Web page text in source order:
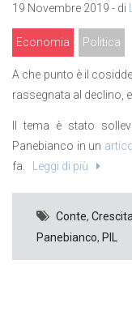
19 Novembre 2019 - di
Economia Politica
A che punto è il
rassegnata al declino,
Il tema è stato
Panebianco in un
fa.
Leggi di più
Conte, Crescita
Panebianco, PIL